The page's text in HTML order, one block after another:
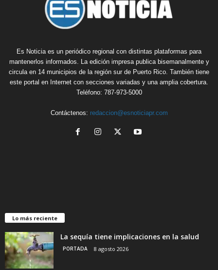
Es Noticia es un periódico regional con distintas plataformas para
mantenerlos informados. La edición impresa publica bisemanalmente y
circula en 14 municipios de la región sur de Puerto Rico. También tiene
este portal en Internet con secciones variadas y una amplia cobertura.
Teléfono: 787-973-5000
Contáctenos: redaccion@esnoticiapr.com
Lo más reciente
La sequía tiene implicaciones en la salud
PORTADA 8 agosto 2026